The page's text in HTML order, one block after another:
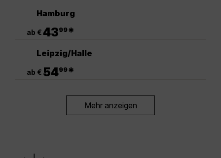
Hamburg
ab €4399*
Leipzig/Halle
ab € 5499*
Mehr anzeigen